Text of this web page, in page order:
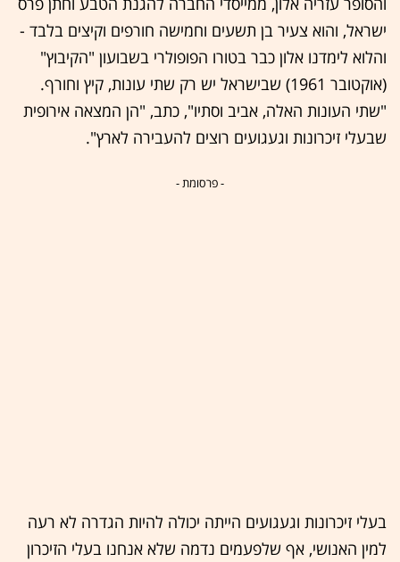
ישראל, והוא צעיר בן תשעים וחמישה חורפים וקיצים בלבד -
והלוא לימדנו אלון כבר בטורו הפופולרי בשבועון "הקיבוץ"
(אוקטובר 1961) שבישראל יש רק שתי עונות, קיץ וחורף.
"שתי העונות האלה, אביב וסתיו", כתב, "הן המצאה אירופית
שבעלי זיכרונות וגעגועים רוצים להעבירה לארץ".
- פרסומת -
בעלי זיכרונות וגעגועים הייתה יכולה להיות הגדרה לא רעה
למין האנושי, אף שלפעמים נדמה שלא אנחנו בעלי הזיכרון